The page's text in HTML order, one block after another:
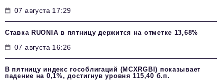
07 августа 17:29
Ставка RUONIA в пятницу держится на отметке 13,68%
07 августа 16:26
В пятницу индекс гособлигаций (MCXRGBI) показывает
падение на 0,1%, достигнув уровня 115,40 б.п.